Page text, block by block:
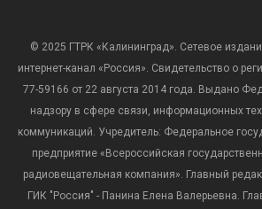
© 2025 ГТРК «Калининград». Сетевое
интернет-канал «Россия». Свидетельство о
77-59166 от 22 августа 2014 года. Выдано
надзору в сфере связи, информационных
коммуникаций. Учредитель: Федеральное
предприятие «Всероссийская
радиовещательная компания». Главный
ГИК "Россия" - Панина Елена Валерьевна.